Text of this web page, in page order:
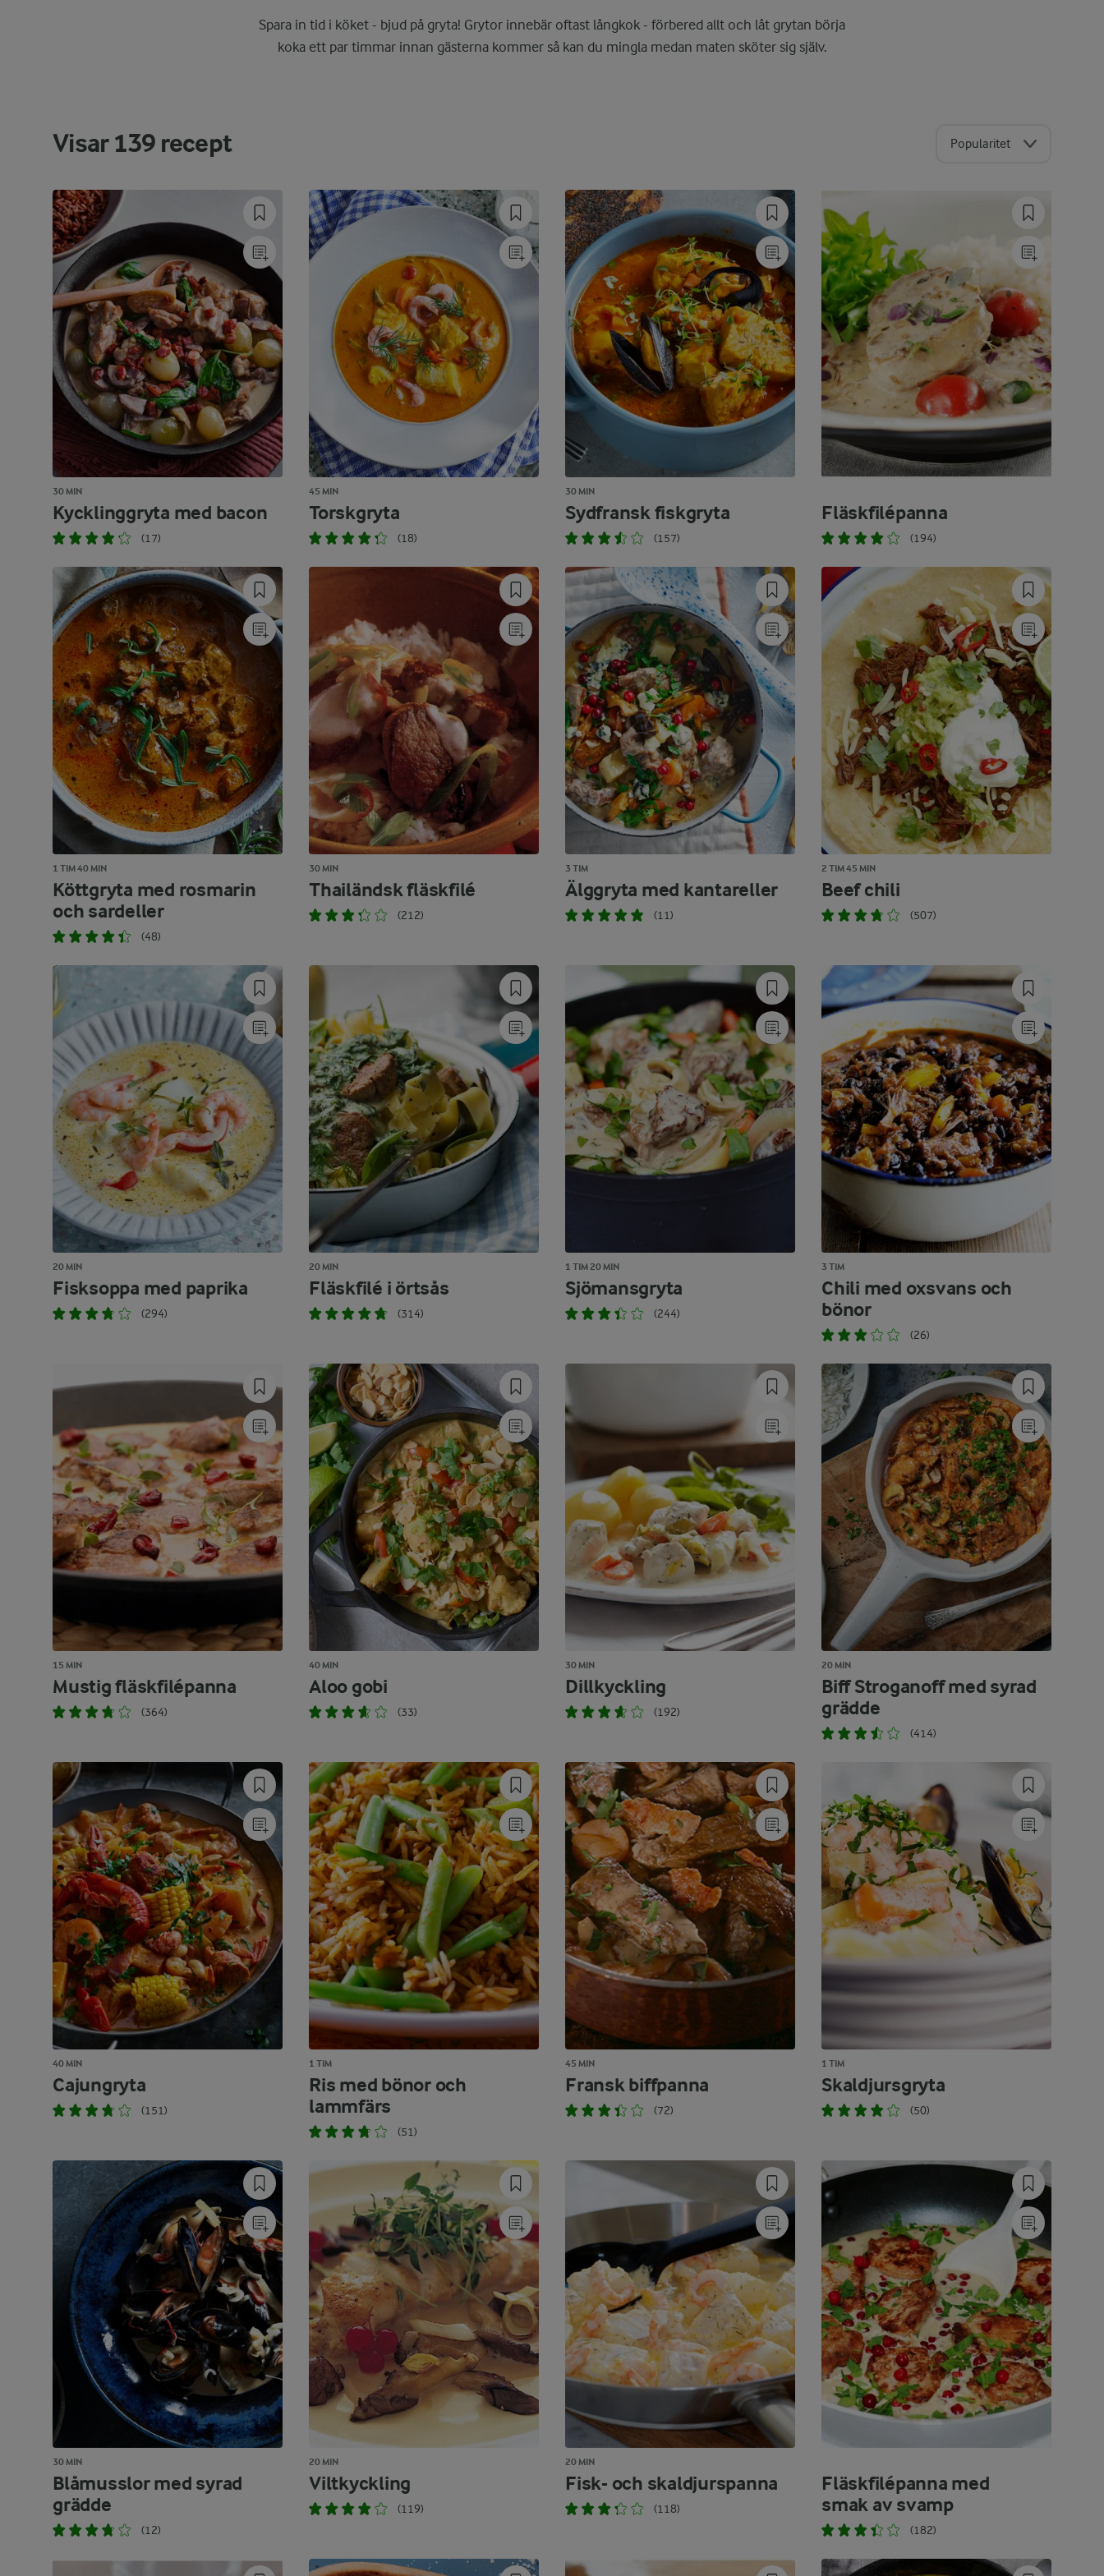
Spara in tid i köket - bjud på gryta! Grytor innebär oftast långkok - förbered allt och låt grytan börja
koka ett par timmar innan gästerna kommer så kan du mingla medan maten sköter sig själv.
Visar139 recept Popularitet
30 MIN
Kycklinggryta med bacon
(17)
45 MIN
Torskgryta
(18)
30 MIN
Sydfransk fiskgryta
(157)
Fläskfilépanna
(194)
1 TIM 40 MIN
Köttgryta med rosmarin
och sardeller
(48)
30 MIN
Thailändsk fläskfilé
(212)
3 TIM
Älggryta med kantareller
(11)
2 TIM 45 MIN
Beef chili
(507)
20 MIN
Fisksoppa med paprika
(294)
20 MIN
Fläskfilé i örtsås
(314)
1 TIM 20 MIN
Sjömansgryta
(244)
3 TIM
Chili med oxsvans och
bönor
(26)
15 MIN
Mustig fläskfilépanna
(364)
40 MIN
Aloo gobi
(33)
30 MIN
Dillkyckling
(192)
20 MIN
Biff Stroganoff med syrad
grädde
(414)
40 MIN
Cajungryta
(151)
1 TIM
Ris med bönor och
lammfärs
(51)
45 MIN
Fransk biffpanna
(72)
1 TIM
Skaldjursgryta
(50)
30 MIN
Blåmusslor med syrad
grädde
(12)
20 MIN
Viltkyckling
(119)
20 MIN
Fisk- och skaldjurspanna
(118)
Fläskfilépanna med
smak av svamp
(182)